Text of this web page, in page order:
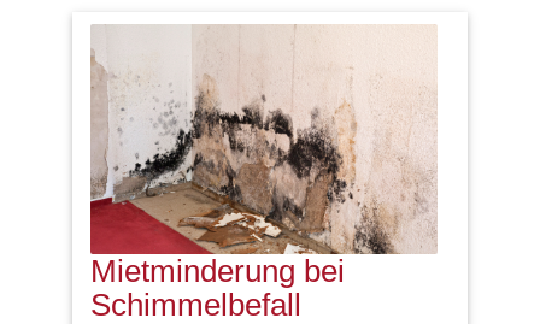
Mietminderung bei
Schimmelbefall